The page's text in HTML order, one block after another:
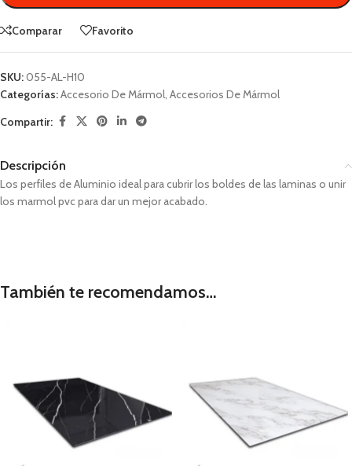
Comparar Favorito
SKU:055-AL-H10
Categorías:Accesorio De Mármol, Accesorios De Mármol
Compartir:
Descripción
Los perfiles de Aluminio ideal para cubrir los boldes de las laminas o unir
los marmol pvc para dar un mejor acabado.
También te recomendamos…